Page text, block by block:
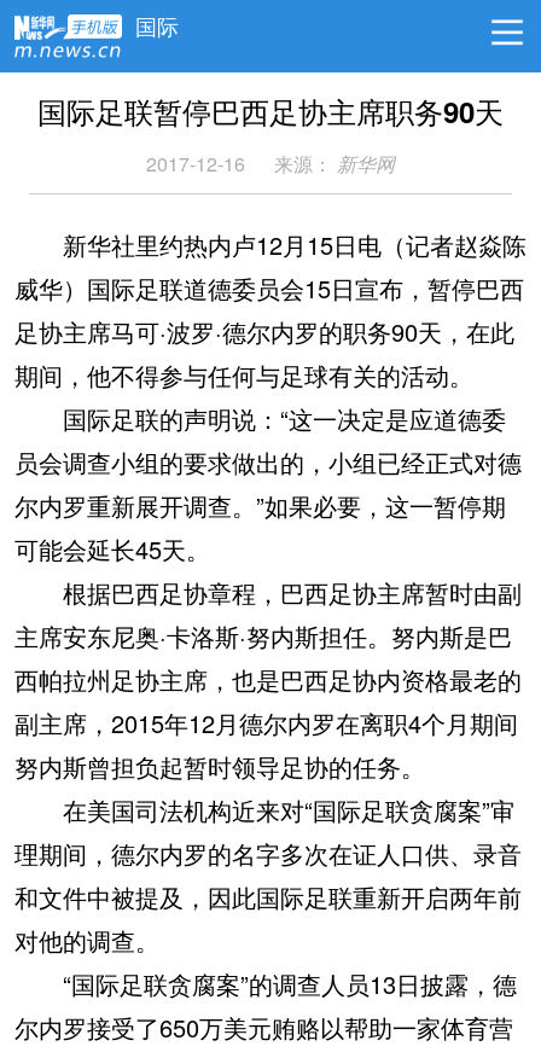
国际
国际足联暂停巴西足协主席职务90天
2017-12-16 来源： 新华网
新华社里约热内卢12月15日电（记者赵焱陈
威华）国际足联道德委员会15日宣布，暂停巴西
足协主席马可·波罗·德尔内罗的职务90天，在此
期间，他不得参与任何与足球有关的活动。
国际足联的声明说：“这一决定是应道德委
员会调查小组的要求做出的，小组已经正式对德
尔内罗重新展开调查。”如果必要，这一暂停期
可能会延长45天。
根据巴西足协章程，巴西足协主席暂时由副
主席安东尼奥·卡洛斯·努内斯担任。努内斯是巴
西帕拉州足协主席，也是巴西足协内资格最老的
副主席，2015年12月德尔内罗在离职4个月期间
努内斯曾担负起暂时领导足协的任务。
在美国司法机构近来对“国际足联贪腐案”审
理期间，德尔内罗的名字多次在证人口供、录音
和文件中被提及，因此国际足联重新开启两年前
对他的调查。
“国际足联贪腐案”的调查人员13日披露，德
尔内罗接受了650万美元贿赂以帮助一家体育营